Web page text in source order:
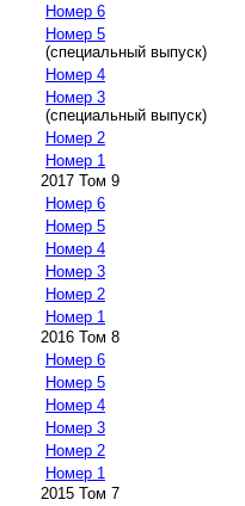
Номер 6
Номер 5
(специальный выпуск)
Номер 4
Номер 3
(специальный выпуск)
Номер 2
Номер 1
2017 Том 9
Номер 6
Номер 5
Номер 4
Номер 3
Номер 2
Номер 1
2016 Том 8
Номер 6
Номер 5
Номер 4
Номер 3
Номер 2
Номер 1
2015 Том 7